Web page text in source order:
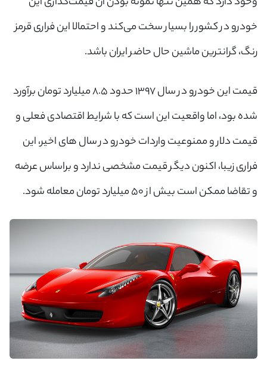
خودرو در کشور را بسیار سخت می‌کند و احتمالا این فراری قرمز
رنگ، گرانترین ماشین حال حاضر ایران باشد.
قیمت این خودرو در سال ۱۳۹۷ حدود ۸.۵ میلیارد تومان برآورد
شده بود، اما واقعیت این است که با شرایط اقتصادی فعلی و
قیمت دلار و ممنوعیت واردات خودرو در سال های اخیر، این
فراری زیبا، اکنون دیگر قیمت مشخصی ندارد و براساس عرضه
و تقاضا ممکن است بیش از ۵۰ میلیارد تومان معامله شود.